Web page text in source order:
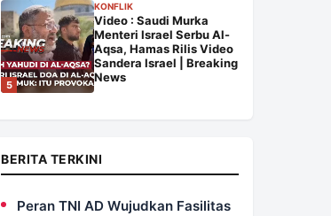
5
KONFLIK
Video : Saudi Murka
Menteri Israel Serbu Al-
Aqsa, Hamas Rilis Video
Sandera Israel | Breaking
News
BERITA TERKINI
Peran TNI AD Wujudkan Fasilitas